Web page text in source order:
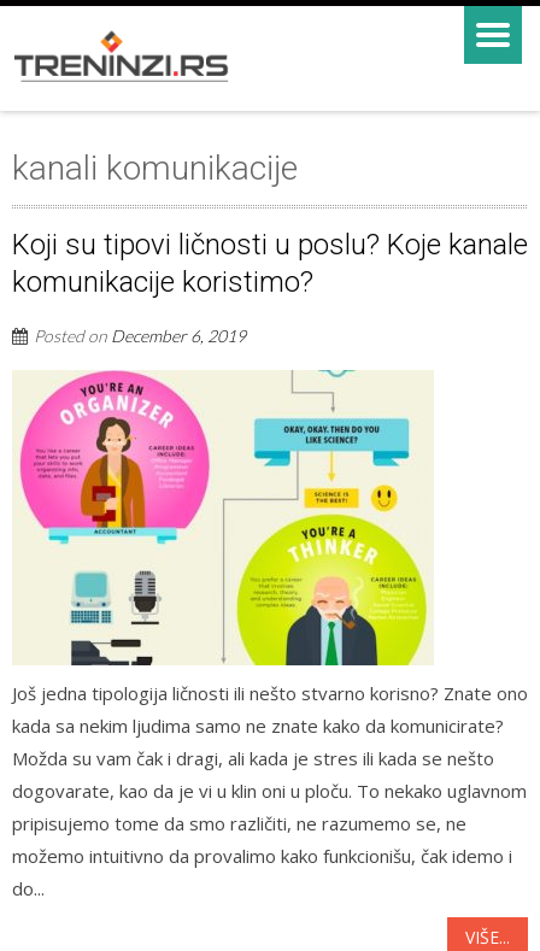
kanali komunikacije
Koji su tipovi ličnosti u poslu? Koje kanale
komunikacije koristimo?
Posted on December 6, 2019
Još jedna tipologija ličnosti ili nešto stvarno korisno? Znate ono
kada sa nekim ljudima samo ne znate kako da komunicirate?
Možda su vam čak i dragi, ali kada je stres ili kada se nešto
dogovarate, kao da je vi u klin oni u ploču. To nekako uglavnom
pripisujemo tome da smo različiti, ne razumemo se, ne
možemo intuitivno da provalimo kako funkcionišu, čak idemo i
do...
VIŠE...